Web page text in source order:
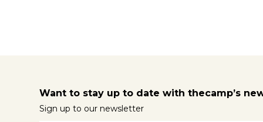
Want to stay up to date with thecamp’s
Sign up to our newsletter